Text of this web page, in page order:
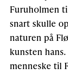
Furuholmen
snart skulle
naturen på
kunsten
menneske til